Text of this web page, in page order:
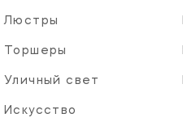
Люстры
Торшеры
Уличный свет
Искусство